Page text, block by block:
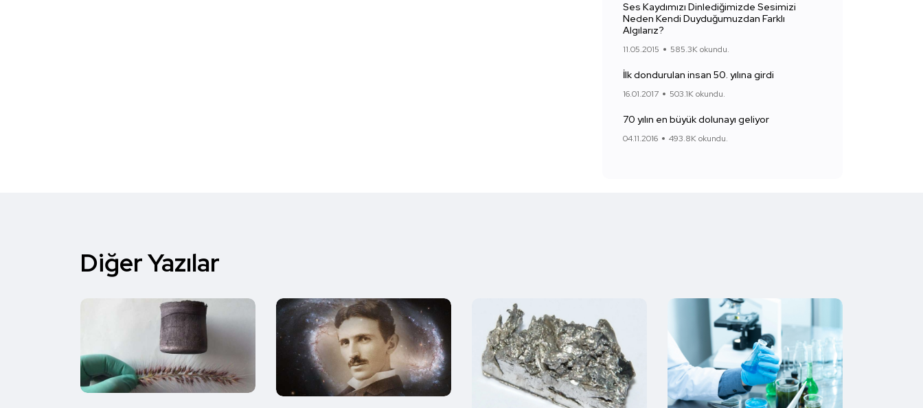
Ses Kaydımızı Dinlediğimizde Sesimizi
Neden Kendi Duyduğumuzdan Farklı
Algılarız?
11.05.2015 585.3K okundu.
İlk dondurulan insan 50. yılına girdi
16.01.2017 503.1K okundu.
70 yılın en büyük dolunayı geliyor
04.11.2016 493.8K okundu.
Diğer Yazılar